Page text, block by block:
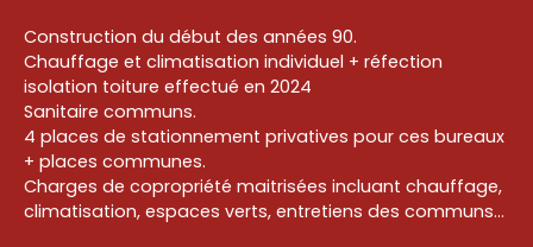
Construction du début des années 90.
Chauffage et climatisation individuel + réfection
isolation toiture effectué en 2024
Sanitaire communs.
4 places de stationnement privatives pour ces bureaux
+ places communes.
Charges de copropriété maitrisées incluant chauffage,
climatisation, espaces verts, entretiens des communs...